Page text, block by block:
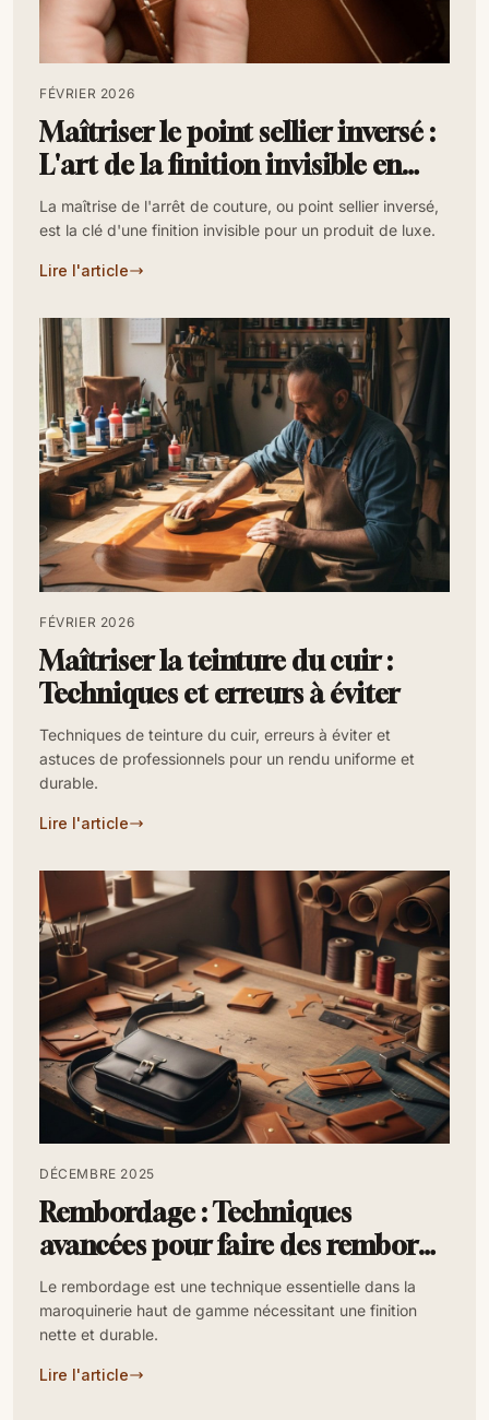
FÉVRIER 2026
Maîtriser le point sellier inversé :
L'art de la finition invisible en
maroquinerie
La maîtrise de l'arrêt de couture, ou point sellier inversé,
est la clé d'une finition invisible pour un produit de luxe.
Lire l'article
FÉVRIER 2026
Maîtriser la teinture du cuir :
Techniques et erreurs à éviter
Techniques de teinture du cuir, erreurs à éviter et
astuces de professionnels pour un rendu uniforme et
durable.
Lire l'article
DÉCEMBRE 2025
Rembordage : Techniques
avancées pour faire des rembords
fins et résistants
Le rembordage est une technique essentielle dans la
maroquinerie haut de gamme nécessitant une finition
nette et durable.
Lire l'article